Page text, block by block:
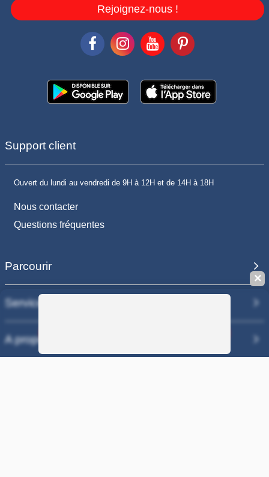
Rejoignez-nous !
Support client
Ouvert du lundi au vendredi de 9H à 12H et de 14H à 18H
Nous contacter
Questions fréquentes
Parcourir
Services
A propos
✕